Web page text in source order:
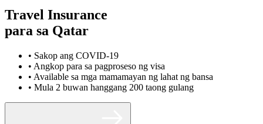
Travel Insurance
para sa Qatar
• Sakop ang COVID-19
• Angkop para sa pagproseso ng visa
• Available sa mga mamamayan ng lahat ng bansa
• Mula 2 buwan hanggang 200 taong gulang